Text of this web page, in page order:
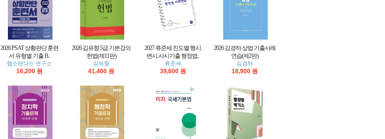
2026 PSAT 상황판단 훈련
서 유형별 기출 B..
랩스탠다드 연구소
16,200 원
2026 김유향 5급 기본강의
헌법(제11판)
김유향
41,400 원
2027 류준세 진도별 행시.
변시.사시기출 행정법..
류준세
39,600 원
2026 김경하 상법 기출사례
연습(제2판)
김경하
18,900 원